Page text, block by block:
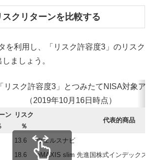
クリターンを比較する
を利用し、「リスク許容度3」のリスク
ましょう。
リスク許容度3」とつみたてNISA対象ア
（2019年10月16日時点）
ン リスク
％
代表的商品
13.6
ウェルスナビ
18.6
eMAXIS slim 先進国株式インデックス